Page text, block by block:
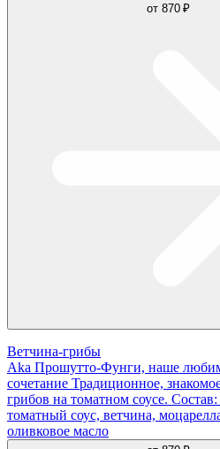
от 870 ₽
Ветчина-грибы
Aka Прошутто-Фунги, наше
сочетание Традиционное,
грибов на томатном соусе.
томатный соус, ветчина,
оливковое масло